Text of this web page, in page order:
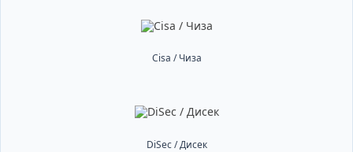
Cisa / Чиза
DiSec / Дисек